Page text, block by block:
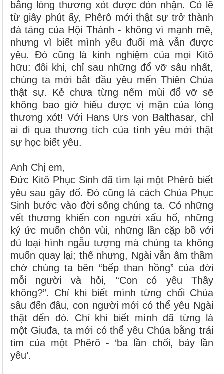
bằng lòng thương xót được đón nhận. Có lẽ
từ giây phút ấy, Phêrô mới thật sự trở thành
đá tảng của Hội Thánh - không vì mạnh mẽ,
nhưng vì biết mình yếu đuối mà vẫn được
yêu. Đó cũng là kinh nghiệm của mọi Kitô
hữu: đôi khi, chỉ sau những đổ vỡ sâu nhất,
chúng ta mới bắt đầu yêu mến Thiên Chúa
thật sự. Kẻ chưa từng nếm mùi đổ vỡ sẽ
không bao giờ hiểu được vị mặn của lòng
thương xót! Với Hans Urs von Balthasar, chỉ
ai đi qua thương tích của tình yêu mới thật
sự học biết yêu.
Anh Chị em,
Đức Kitô Phục Sinh đã tìm lại một Phêrô biết
yêu sau gãy đổ. Đó cũng là cách Chúa Phục
Sinh bước vào đời sống chúng ta. Có những
vết thương khiến con người xấu hổ, những
ký ức muốn chôn vùi, những lần cặp bồ với
đủ loại hình ngẫu tượng mà chúng ta không
muốn quay lại; thế nhưng, Ngài vẫn âm thầm
chờ chúng ta bên “bếp than hồng” của đời
mỗi người và hỏi, “Con có yêu Thầy
không?”. Chỉ khi biết mình từng chối Chúa
sâu đến đâu, con người mới có thể yêu Ngài
thật đến đó. Chỉ khi biết mình đã từng là
một Giuđa, ta mới có thể yêu Chúa bằng trái
tim của một Phêrô - ‘ba lần chối, bảy lần
yêu’.